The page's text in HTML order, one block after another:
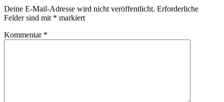
Deine E-Mail-Adresse wird nicht veröffentlicht. Erforderliche
Felder sind mit * markiert
Kommentar *